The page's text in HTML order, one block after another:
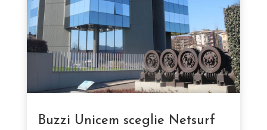
Buzzi Unicem sceglie Netsurf